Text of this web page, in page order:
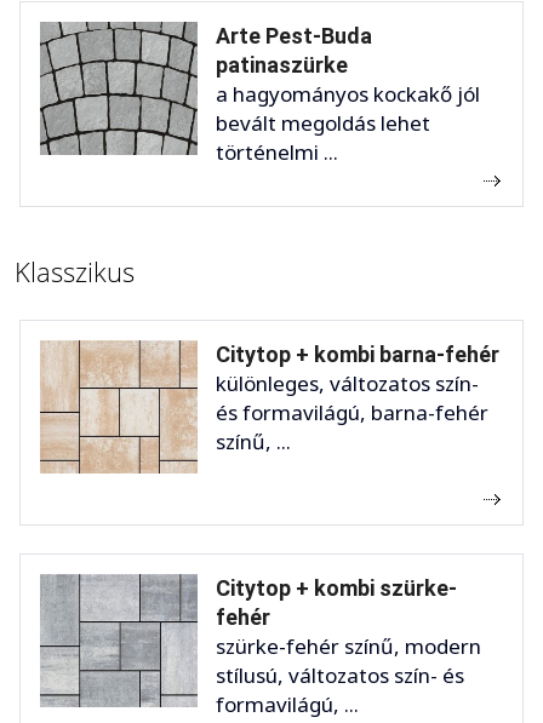
Arte Pest-Buda
patinaszürke
a hagyományos kockakő jól
bevált megoldás lehet
történelmi ...
Klasszikus
Citytop + kombi barna-fehér
különleges, változatos szín-
és formavilágú, barna-fehér
színű, ...
Citytop + kombi szürke-
fehér
szürke-fehér színű, modern
stílusú, változatos szín- és
formavilágú, ...